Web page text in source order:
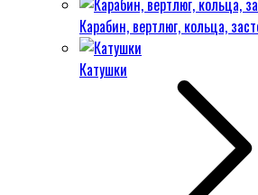
Карабин, вертлюг, кольца,
Катушки